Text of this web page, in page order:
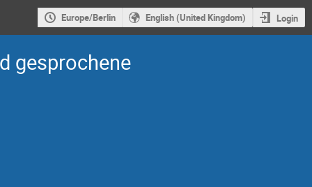
Europe/Berlin English (United Kingdom) Login
gesprochene